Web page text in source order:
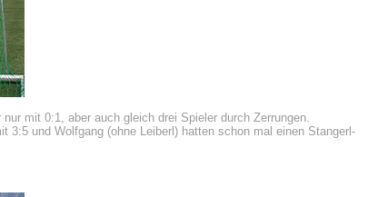
mit 0:1, aber auch gleich drei Spieler durch Zerrungen.
und Wolfgang (ohne Leiberl) hatten schon mal einen Stangerl-